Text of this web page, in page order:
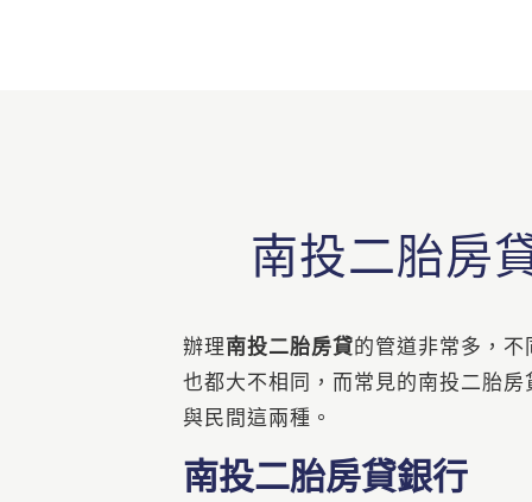
南投二胎房
辦理南投二胎房貸的管道非常多，
也都大不相同，而常見的南投二胎
與民間這兩種。
南投二胎房貸銀行